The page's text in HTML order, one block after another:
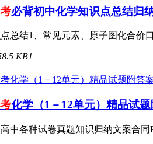
必背初中化学知识点总结归
总结1、常见元素、原子图化合价
KB1
化学（1－12单元）精品试
中各种试卷真题知识归纳文案合同